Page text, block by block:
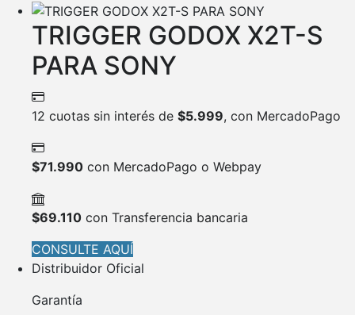
TRIGGER GODOX X2T-S
PARA SONY
12 cuotas sin interés de $5.999, con MercadoPago
$71.990 con MercadoPago o Webpay
$69.110 con Transferencia bancaria
CONSULTE AQUÍ
Distribuidor Oficial
Garantía